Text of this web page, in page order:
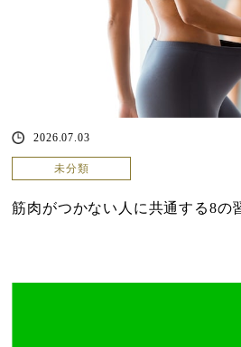
2026.07.03
未分類
筋肉がつかない人に共通する8の